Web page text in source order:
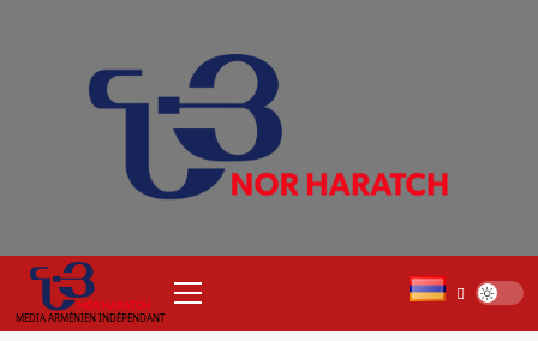
MEDIA ARMÉNIEN INDÉPENDANT
principal